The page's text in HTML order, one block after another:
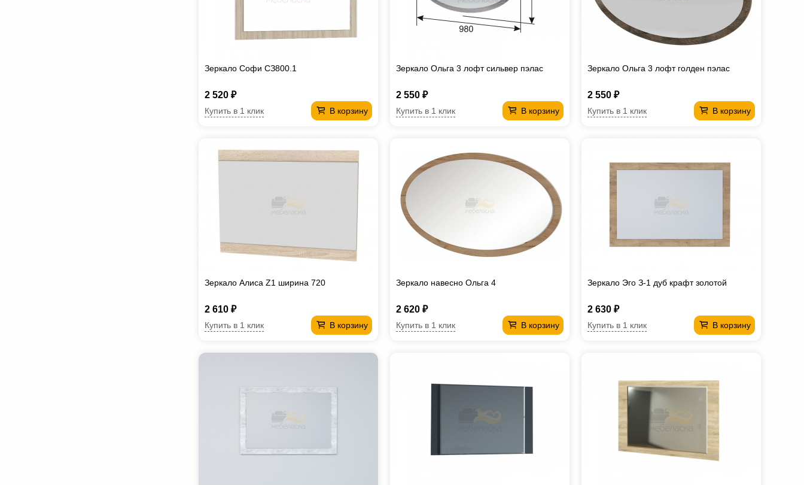
Зеркало Софи СЗ800.1
2 520 ₽
В корзину
Купить в 1 клик
Зеркало Ольга 3 лофт сильвер пэлас
2 550 ₽
В корзину
Купить в 1 клик
Зеркало Ольга 3 лофт голден пэлас
2 550 ₽
В корзину
Купить в 1 клик
Зеркало Алиса Z1 ширина 720
2 610 ₽
В корзину
Купить в 1 клик
Зеркало навесно Ольга 4
2 620 ₽
В корзину
Купить в 1 клик
Зеркало Эго З-1 дуб крафт золотой
2 630 ₽
В корзину
Купить в 1 клик